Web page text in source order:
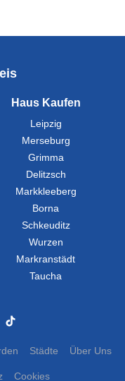
Haus Kaufen
Leipzig
Merseburg
Grimma
Delitzsch
Markkleeberg
Borna
Schkeuditz
Wurzen
Markranstädt
Taucha
Städte Über Uns
Cookies